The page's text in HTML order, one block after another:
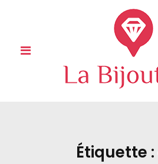
Étiquette :